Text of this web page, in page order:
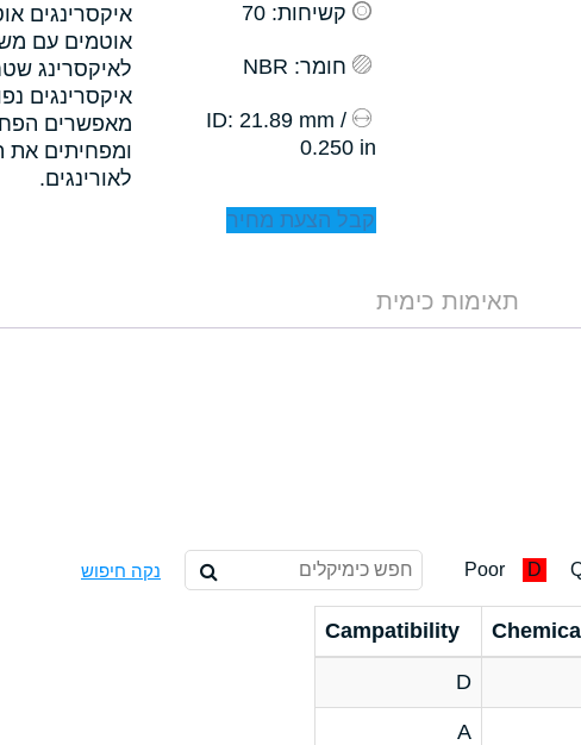
איקסרינגים
אוטמים עם
לאיקסרינג
איקסרינגים
לאורינגים.
קשיחות: 70
חומר: NBR
: 21.89 mm /
0.250 in
קבל הצעת מחיר
תאימות כימית
D
Poor נקה חיפוש
Chemical
Campatibility
D
A